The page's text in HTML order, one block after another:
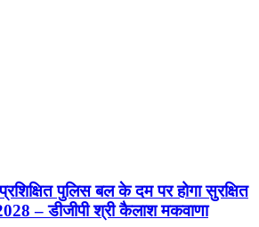
पुलिस बल के दम पर होगा सुरक्षित
– डीजीपी श्री कैलाश मकवाणा